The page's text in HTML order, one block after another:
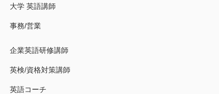
大学 英語講師
事務/営業
企業英語研修講師
英検/資格対策講師
英語コーチ